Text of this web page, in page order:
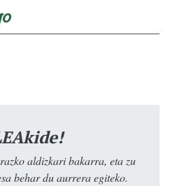
aldizkari bakarra, eta zu
behar du aurrera egiteko.